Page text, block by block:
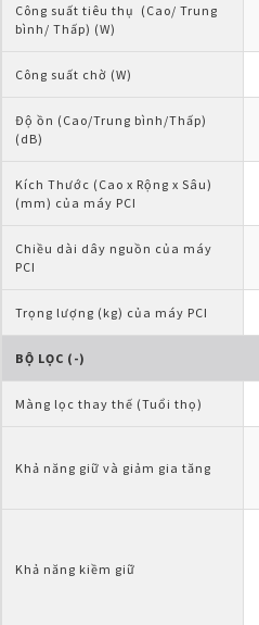
Công suất tiêu thụ  (Cao/ Trung
bình/ Thấp) (W)
Công suất chờ (W)
Độ ồn (Cao/Trung bình/Thấp)
(dB)
Kích Thước (Cao x Rộng x Sâu)
(mm) của máy PCI
Chiều dài dây nguồn của máy
PCI
Trọng lượng (kg) của máy PCI
BỘ LỌC (-)
Màng lọc thay thế (Tuổi thọ)
Khả năng giữ và giảm gia tăng
Khả năng kiềm giữ